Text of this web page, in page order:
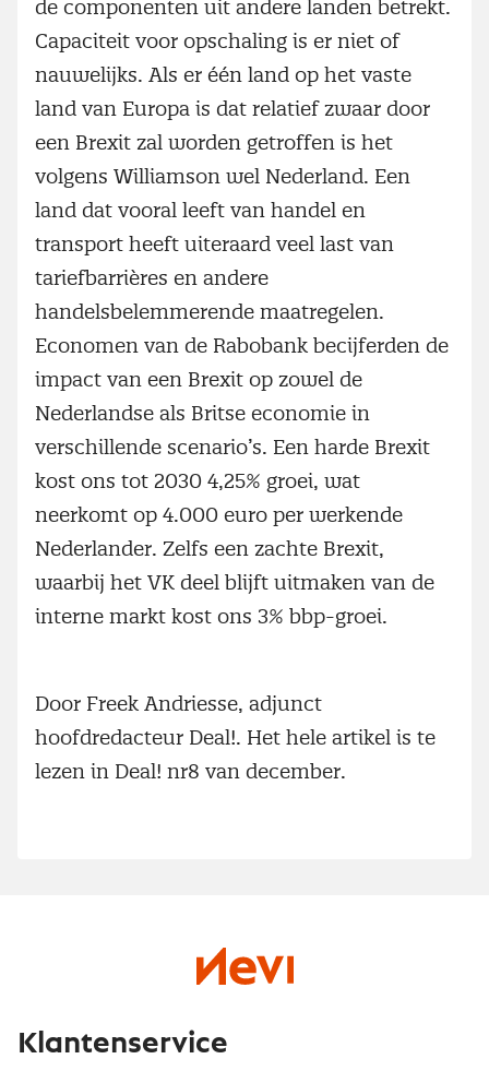
de componenten uit andere landen betrekt.
Capaciteit voor opschaling is er niet of
nauwelijks. Als er één land op het vaste
land van Europa is dat relatief zwaar door
een Brexit zal worden getroffen is het
volgens Williamson wel Nederland. Een
land dat vooral leeft van handel en
transport heeft uiteraard veel last van
tariefbarrières en andere
handelsbelemmerende maatregelen.
Economen van de Rabobank becijferden de
impact van een Brexit op zowel de
Nederlandse als Britse economie in
verschillende scenario’s. Een harde Brexit
kost ons tot 2030 4,25% groei, wat
neerkomt op 4.000 euro per werkende
Nederlander. Zelfs een zachte Brexit,
waarbij het VK deel blijft uitmaken van de
interne markt kost ons 3% bbp-groei.
Door Freek Andriesse, adjunct
hoofdredacteur Deal!. Het hele artikel is te
lezen in Deal! nr8 van december.
Klantenservice